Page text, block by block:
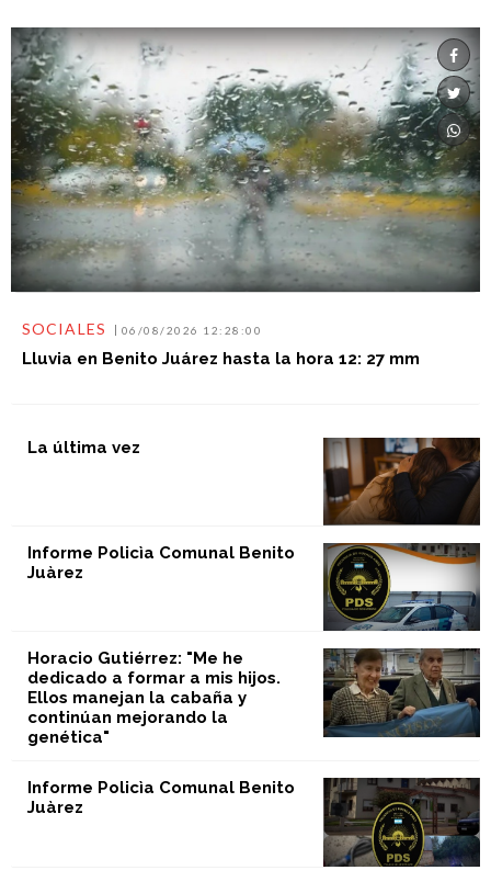
SOCIALES 06/08/2026 12:28:00
Lluvia en Benito Juárez hasta la hora 12: 27 mm
La última vez
Informe Policìa Comunal Benito
Juàrez
Horacio Gutiérrez: "Me he
dedicado a formar a mis hijos.
Ellos manejan la cabaña y
continúan mejorando la
genética"
Informe Policìa Comunal Benito
Juàrez